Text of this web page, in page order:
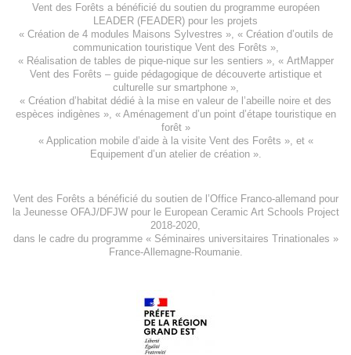
Vent des Forêts a bénéficié du soutien du programme européen
LEADER (FEADER) pour les projets
« Création de 4 modules Maisons Sylvestres », « Création d’outils de
communication touristique Vent des Forêts »,
« Réalisation de tables de pique-nique sur les sentiers », « ArtMapper
Vent des Forêts – guide pédagogique de découverte artistique et
culturelle sur smartphone »,
« Création d’habitat dédié à la mise en valeur de l’abeille noire et des
espèces indigènes », « Aménagement d’un point d’étape touristique en
forêt»
« Application mobile d’aide à la visite Vent des Forêts », et «
Equipement d’un atelier de création».
Vent des Forêts a bénéficié du soutien de l’Office Franco-allemand pour
la Jeunesse OFAJ/DFJWpour leEuropean Ceramic Art Schools Project
2018-2020
dans le cadre du programme « Séminaires universitaires Trinationales »
France-Allemagne-Roumanie.